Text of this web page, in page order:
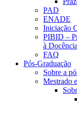
PAD
ENADE
Iniciação
PIBID –
à Docência
FAQ
Pós-Graduação
Sobre a
Mestrado